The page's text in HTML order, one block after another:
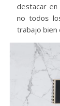
destacar
no todos
trabajo bien